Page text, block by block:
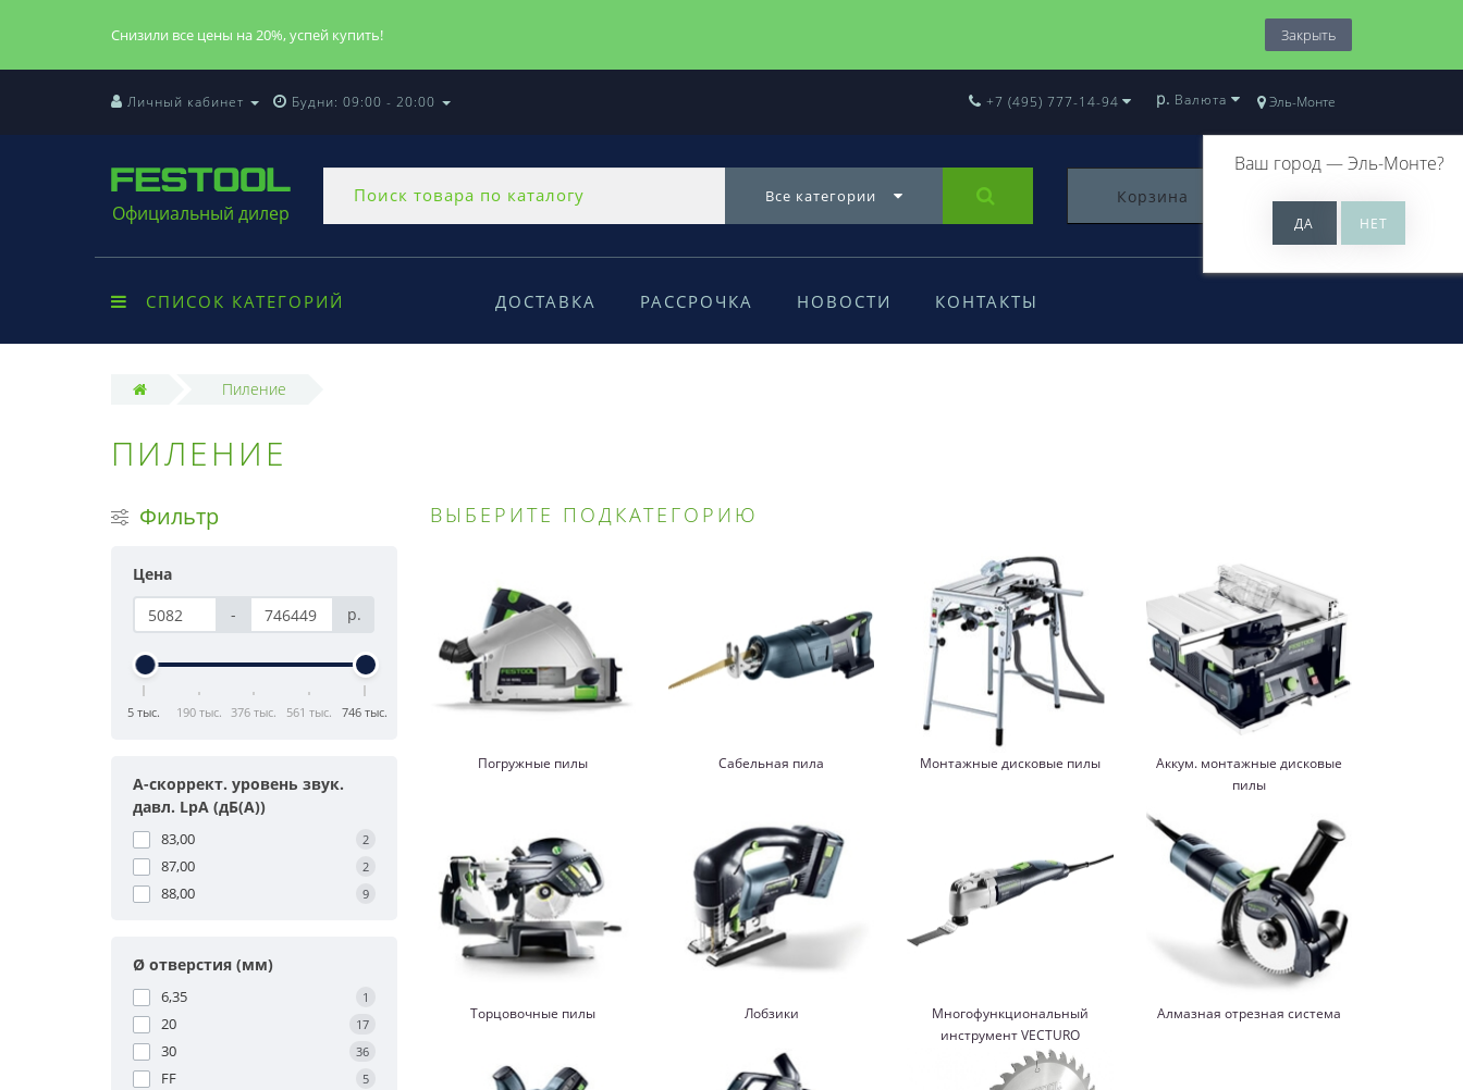
Снизили все цены на 20%, успей купить! Закрыть
Личный кабинет Будни: 09:00 - 20:00 Эль-Монте
Ваш город —Эль-Монте?
+7 (495) 777-14-94 р. Валюта
Официальный дилер
Все категории Корзина 0
СПИСОК КАТЕГОРИЙ ДОСТАВКА РАССРОЧКА НОВОСТИ КОНТАКТЫ
Пиление
ПИЛЕНИЕ
Фильтр
Цена
-
р.
5 тыс. 190 тыс. 376 тыс. 561 тыс. 746 тыс.
A-скоррект. уровень звук.
давл. LpA (дБ(A))
83,00 2
87,00 2
88,00 9
Ø отверстия (мм)
6,35 1
20 17
30 36
FF 5
ВЫБЕРИТЕ ПОДКАТЕГОРИЮ
Погружные пилы Сабельная пила Монтажные дисковые пилы
Аккум. монтажные дисковые
пилы
Торцовочные пилы Лобзики
Многофункциональный
инструмент VECTURO
Алмазная отрезная система